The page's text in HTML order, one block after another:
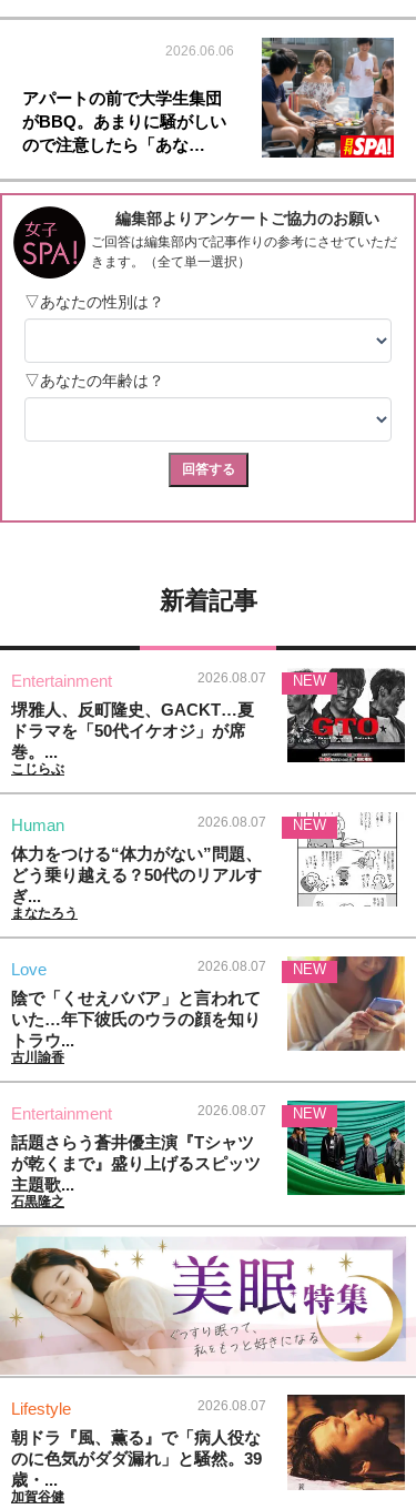
2026.06.06
アパートの前で大学生集団
がBBQ。あまりに騒がしい
ので注意したら「あな…
新着記事
Entertainment 2026.08.07
堺雅人、反町隆史、GACKT…夏
ドラマを「50代イケオジ」が席
巻。...
こじらぶ
NEW
Human 2026.08.07
体力をつける“体力がない”問題、
どう乗り越える？50代のリアルす
ぎ...
まなたろう
NEW
Love 2026.08.07
陰で「くせえババア」と言われて
いた…年下彼氏のウラの顔を知り
トラウ...
古川諭香
NEW
Entertainment 2026.08.07
話題さらう蒼井優主演『Tシャツ
が乾くまで』盛り上げるスピッツ
主題歌...
石黒隆之
NEW
Lifestyle 2026.08.07
朝ドラ『風、薫る』で「病人役な
のに色気がダダ漏れ」と騒然。39
歳・...
加賀谷健